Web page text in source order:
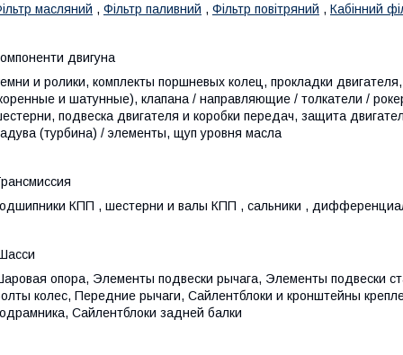
масляний , Фільтр паливний , Фільтр повітряний , Кабінний
двигуна
и ролики, комплекты поршневых колец, прокладки
и шатунные), клапана / направляющие / толкатели /
подвеска двигателя и коробки передач, защита
(турбина) / элементы, щуп уровня масла
КПП , шестерни и валы КПП , сальники ,
опора, Элементы подвески рычага, Элементы подвески
колес, Передние рычаги, Сайлентблоки и кронштейны
Сайлентблоки задней балки